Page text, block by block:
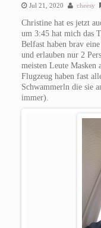
Jul 21, 2020 cheesy
Christine hat es jetzt
um 3:45 hat mich das
Belfast haben brav
und erlauben nur 2
meisten Leute Masken
Flugzeug haben fast
Schwammerln die sie
immer).